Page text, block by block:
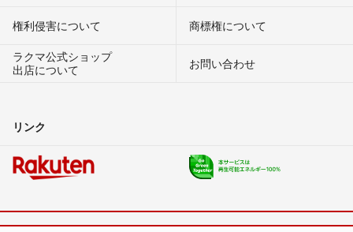
権利侵害について
商標権について
ラクマ公式ショップ
出店について
お問い合わせ
リンク